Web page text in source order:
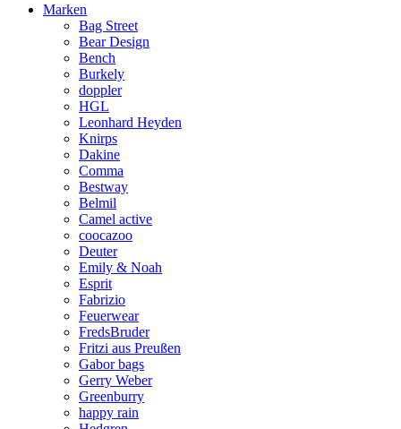
Marken
Bag Street
Bear Design
Bench
Burkely
doppler
HGL
Leonhard Heyden
Knirps
Dakine
Comma
Bestway
Belmil
Camel active
coocazoo
Deuter
Emily & Noah
Esprit
Fabrizio
Feuerwear
FredsBruder
Fritzi aus Preußen
Gabor bags
Gerry Weber
Greenburry
happy rain